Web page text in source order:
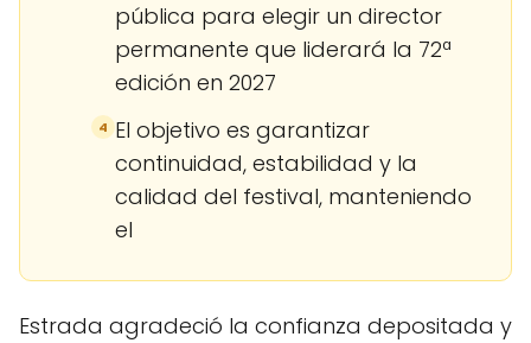
pública para elegir un director
permanente que liderará la 72ª
edición en 2027
4 El objetivo es garantizar
continuidad, estabilidad y la
calidad del festival, manteniendo
el
Estrada agradeció la confianza depositada y